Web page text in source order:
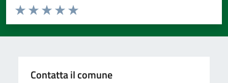
Valuta da 1 a 5 stelle la pagina
Valuta 5 stelle su 5
Valuta 4 stelle su 5
Valuta 3 stelle su 5
Valuta 2 stelle su 5
Valuta 1 stelle su 5
Contatta il comune